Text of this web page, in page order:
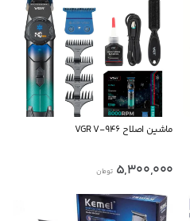
ماشین اصلاح VGR V-946
5,300,000 تومان